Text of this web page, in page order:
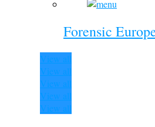
Forensic
View all
View all
View all
View all
View all